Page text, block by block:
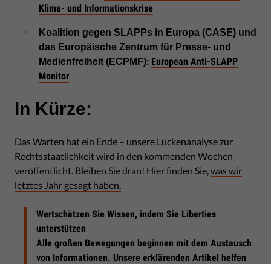
Klima- und Informationskrise
Koalition gegen SLAPPs in Europa (CASE) und
das Europäische Zentrum für Presse- und
Medienfreiheit (ECPMF): European Anti-SLAPP
Monitor
In Kürze:
Das Warten hat ein Ende – unsere Lückenanalyse zur
Rechtsstaatlichkeit wird in den kommenden Wochen
veröffentlicht. Bleiben Sie dran! Hier finden Sie, was wir
letztes Jahr gesagt haben.
Wertschätzen Sie Wissen, indem Sie Liberties
unterstützen
Alle großen Bewegungen beginnen mit dem Austausch
von Informationen. Unsere erklärenden Artikel helfen